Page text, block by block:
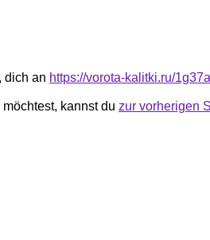
dich an https://vorota-kalitki.ru/
kannst du zur vorherigen